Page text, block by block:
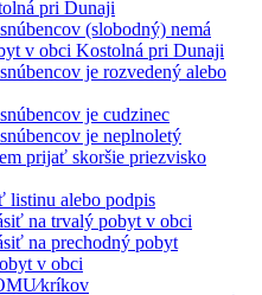
pri Dunaji
(slobodný) nemá
v obci Kostolná pri Dunaji
je rozvedený alebo
je cudzinec
je neplnoletý
prijať skoršie priezvisko
listinu alebo podpis
na trvalý pobyt v obci
na prechodný pobyt
v obci